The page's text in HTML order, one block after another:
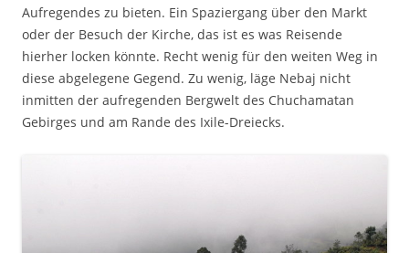
Aufregendes zu bieten. Ein Spaziergang über den Markt
oder der Besuch der Kirche, das ist es was Reisende
hierher locken könnte. Recht wenig für den weiten Weg in
diese abgelegene Gegend. Zu wenig, läge Nebaj nicht
inmitten der aufregenden Bergwelt des Chuchamatan
Gebirges und am Rande des Ixile-Dreiecks.